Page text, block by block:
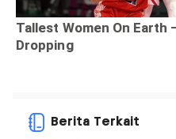
Berita Terkait